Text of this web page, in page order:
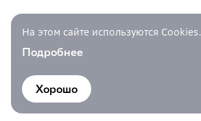
На этом сайте используются Cookies.
Подробнее
Хорошо